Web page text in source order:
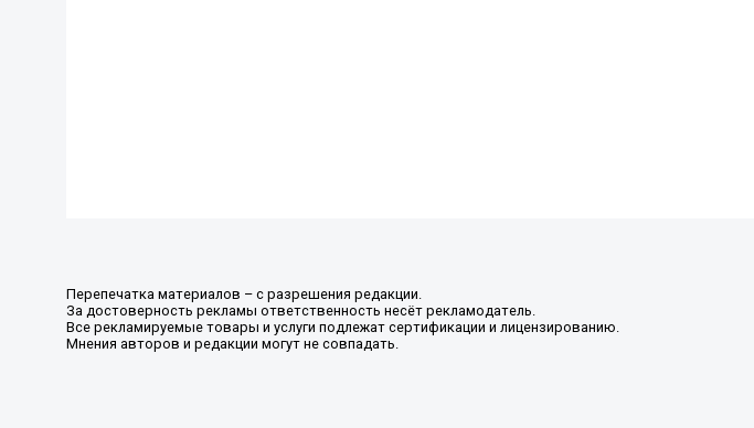
Перепечатка материалов – с разрешения редакции.
За достоверность рекламы ответственность несёт рекламодатель.
Все рекламируемые товары и услуги подлежат сертификации и лицензированию.
Мнения авторов и редакции могут не совпадать.